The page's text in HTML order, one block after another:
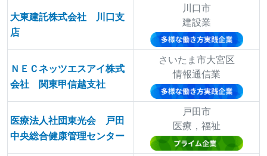
大東建託株式会社 川口支
店
川口市
建設業
ＮＥＣネッツエスアイ株式
会社 関東甲信越支社
さいたま市大宮区
情報通信業
医療法人社団東光会 戸田
中央総合健康管理センター
戸田市
医療，福祉